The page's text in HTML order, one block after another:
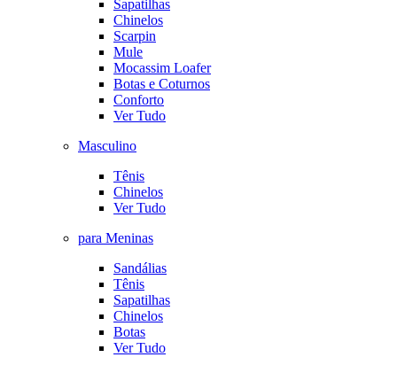
Sapatilhas
Chinelos
Scarpin
Mule
Mocassim Loafer
Botas e Coturnos
Conforto
Ver Tudo
Masculino
Tênis
Chinelos
Ver Tudo
para Meninas
Sandálias
Tênis
Sapatilhas
Chinelos
Botas
Ver Tudo